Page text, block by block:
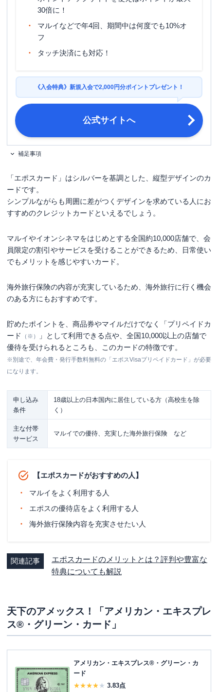
マイル還元率（最大） -
締め日：毎月4日または27日・支払
って締め日が異なる
満18歳以上（高校生を除く）で日本国
30倍に！
マルイなどで年4回、期間中は何度でも10%オ
フ
タッチ決済にも対応！
《入会特典》新規入会で2,000円分ポイントプレゼント！
公式サイトへ
補足事項
「エポスカード」はシルバーを基調とした、縦型デザインのカ
ードです。
シンプルながらも周囲に差がつくデザインを求めている人にお
すすめのクレジットカードといえるでしょう。
マルイやイオンシネマをはじめとする全国約10,000店舗で、会
員限定の割引やサービスを受けることができるため、日常使い
でもメリットを感じやすいカード。
海外旅行保険の内容が充実しているため、海外旅行に行く機会
のある方にもおすすめです。
貯めたポイントを、商品券やマイルだけでなく「プリペイドカ
ード
（※）
」として利用できる点や、全国10,000以上の店舗で
優待を受けられるところも、このカードの特徴です。
※別途で、年会費・発行手数料無料の「エポスVisaプリペイドカード」が必要
になります。
申し込み
条件
18歳以上の日本国内に居住している方（高校生を除
く）
主な付帯
サービス
マルイでの優待、充実した海外旅行保険 など
【エポスカードがおすすめの人】
マルイをよく利用する人
エポスの優待店をよく利用する人
海外旅行保険内容を充実させたい人
関連記事
エポスカードのメリットとは？評判や豊富な
特典についても解説
天下のアメックス！「アメリカン・エキスプレ
ス®・グリーン・カード」
アメリカン・エキスプレス®・グリーン・カ
ード
3.83点